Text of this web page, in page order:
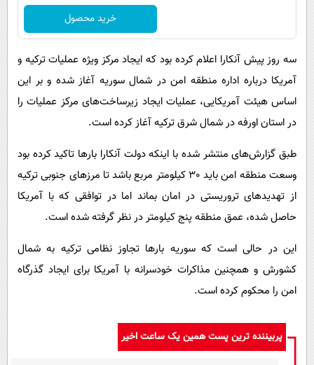
خرید محصول
سه روز پیش آنکارا اعلام کرده بود که ایجاد مرکز ویژه عملیات ترکیه و
آمریکا درباره اداره منطقه امن در شمال سوریه آغاز شده و بر این
اساس هیئت آمریکایی، عملیات ایجاد زیرساخت‌های مرکز عملیات را
در استان اورفه در شمال شرق ترکیه آغاز کرده‌ است.
طبق گزارش‌های منتشر شده با اینکه دولت آنکارا بارها تاکید کرده بود
وسعت منطقه امن باید 30 کیلومتر مربع باشد تا مرزهای جنوبی ترکیه
از تهدیدهای تروریستی در امان بماند اما در توافقی که با آمریکا
حاصل شده، عمق منطقه پنج کیلومتر در نظر گرفته شده است.
این در حالی است که سوریه بارها تجاوز نظامی ترکیه به شمال
کشورش و همچنین مذاکرات خودسرانه با آمریکا برای ایجاد گذرگاه
امن را محکوم کرده است.
پربیننده ترین پست همین یک ساعت اخیر